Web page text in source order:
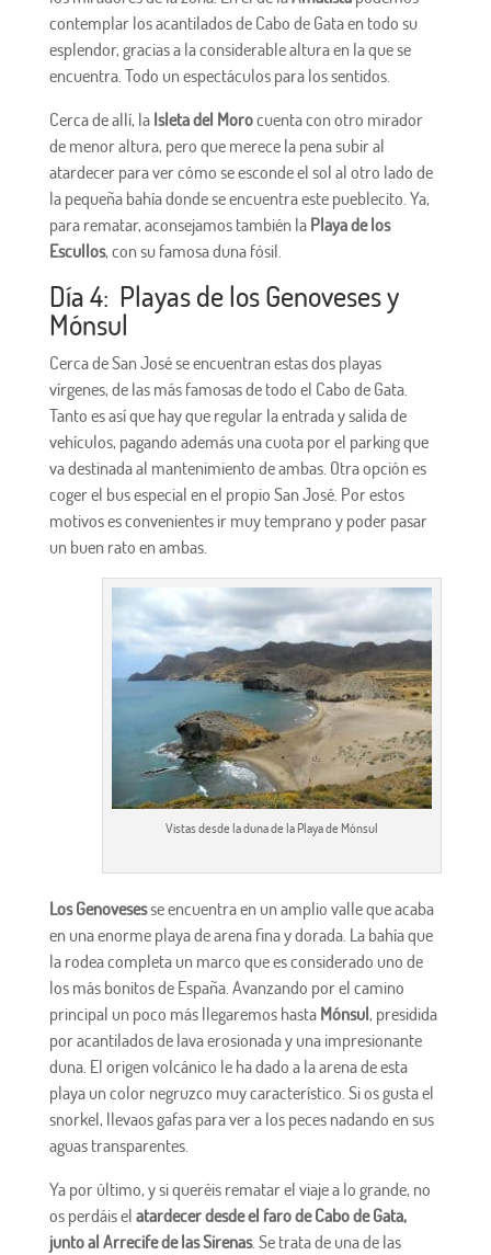
contemplar los acantilados de Cabo de Gata en todo su
esplendor, gracias a la considerable altura en la que se
encuentra. Todo un espectáculos para los sentidos.
Cerca de allí, la Isleta del Morocuenta con otro mirador
de menor altura, pero que merece la pena subir al
atardecer para ver cómo se esconde el sol al otro lado de
la pequeña bahía donde se encuentra este pueblecito. Ya,
para rematar, aconsejamos también la Playa de los
Escullos, con su famosa duna fósil.
Día 4: Playas de los Genoveses y
Mónsul
Cerca de San José se encuentran estas dos playas
vírgenes, de las más famosas de todo el Cabo de Gata.
Tanto es así que hay que regular la entrada y salida de
vehículos, pagando además una cuota por el parking que
va destinada al mantenimiento de ambas. Otra opción es
coger el bus especial en el propio San José. Por estos
motivos es convenientes ir muy temprano y poder pasar
un buen rato en ambas.
Vistas desde la duna de la Playa de Mónsul
Los Genovesesse encuentra en un amplio valle que acaba
en una enorme playa de arena fina y dorada. La bahía que
la rodea completa un marco que es considerado uno de
los más bonitos de España. Avanzando por el camino
principal un poco más llegaremos hasta Mónsul, presidida
por acantilados de lava erosionada y una impresionante
duna. El origen volcánico le ha dado a la arena de esta
playa un color negruzco muy característico. Si os gusta el
snorkel, llevaos gafas para ver a los peces nadando en sus
aguas transparentes.
Ya por último, y si queréis rematar el viaje a lo grande, no
os perdáis el atardecer desde el faro de Cabo de Gata,
junto al Arrecife de las Sirenas. Se trata de una de las